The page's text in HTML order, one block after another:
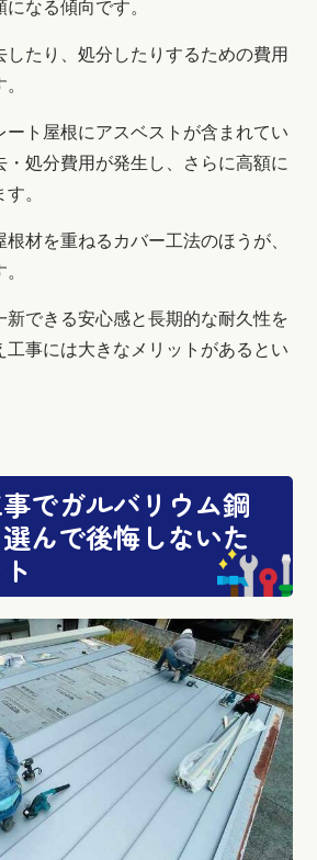
なる傾向です。
したり、処分したりするための費用
ート屋根にアスベストが含まれてい
・処分費用が発生し、さらに高額に
。
材を重ねるカバー工法のほうが、
新できる安心感と長期的な耐久性を
工事には大きなメリットがあるとい
でガルバリウム鋼
んで後悔しないた